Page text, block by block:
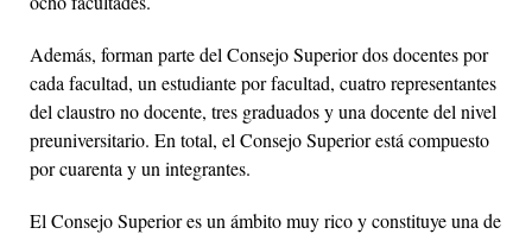
Además, forman parte del Consejo Superior dos docentes por
cada facultad, un estudiante por facultad, cuatro representantes
del claustro no docente, tres graduados y una docente del nivel
preuniversitario. En total, el Consejo Superior está compuesto
por cuarenta y un integrantes.
El Consejo Superior es un ámbito muy rico y constituye una de